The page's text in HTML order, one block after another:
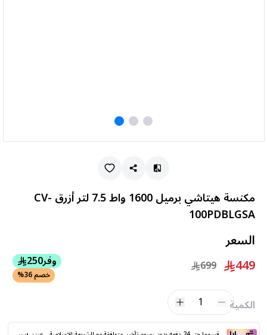
مكنسة هيتاشي برميل 1600 واط 7.5 لتر أزرق CV-
100PDBLGSA
السعر
449
699 وفر250
خصم 36%
الكمية 1